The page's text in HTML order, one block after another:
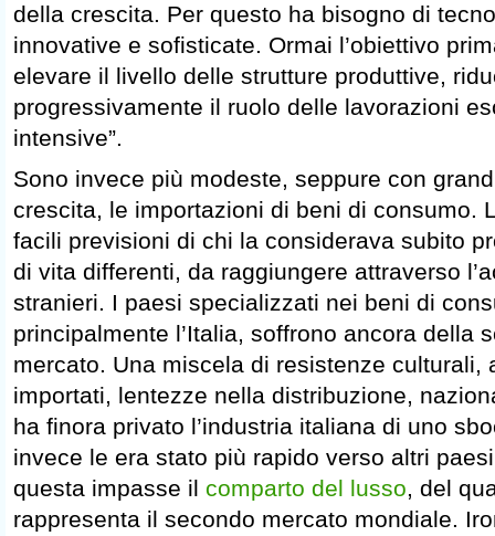
della crescita. Per questo ha bisogno di
innovative e sofisticate. Ormai l’obiettivo
elevare il livello delle strutture produttive,
progressivamente il ruolo delle lavorazioni
intensive”.
Sono invece più modeste, seppure con
crescita, le importazioni di beni di consumo.
facili previsioni di chi la considerava subito
di vita differenti, da raggiungere attraverso
stranieri. I paesi specializzati nei beni di
principalmente l’Italia, soffrono ancora della
mercato. Una miscela di resistenze culturali,
importati, lentezze nella distribuzione,
ha finora privato l’industria italiana di uno
invece le era stato più rapido verso altri
questa impasse il comparto del lusso, del
rappresenta il secondo mercato mondiale.